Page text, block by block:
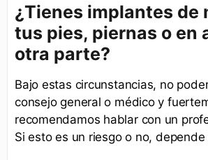
¿Tienes implantes de
tus pies, piernas o en
otra parte?
Bajo estas circunstancias, no
consejo general o médico y
recomendamos hablar con un
Si esto es un riesgo o no,